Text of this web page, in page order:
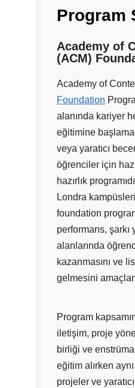
Program
Academy of
(ACM)
Academy of
Foundation
alanında kariyer
eğitimine
veya yaratıcı
öğrenciler için
hazırlık
Londra
foundation
performans, şarkı
alanlarında
kazanmasını ve
gelmesini
Program
iletişim, proje
birliği ve
eğitim alırken
projeler ve